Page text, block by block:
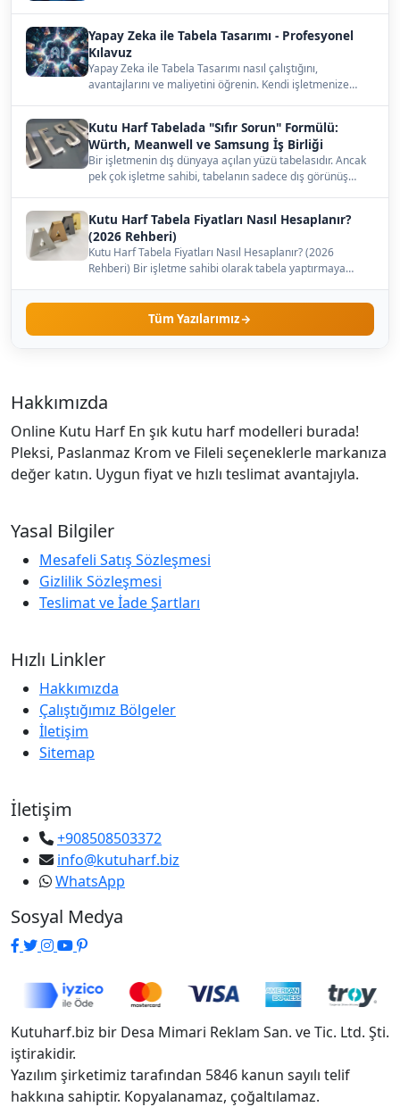
Yapay Zeka ile Tabela Tasarımı - Profesyonel
Kılavuz
Yapay Zeka ile Tabela Tasarımı nasıl çalıştığını,
avantajlarını ve maliyetini öğrenin. Kendi işletmenize
Kutu Harf Tabelada "Sıfır Sorun" Formülü:
Würth, Meanwell ve Samsung İş Birliği
Bir işletmenin dış dünyaya açılan yüzü tabelasıdır. Ancak
pek çok işletme sahibi, tabelanın sadece dış görünüş…
Kutu Harf Tabela Fiyatları Nasıl Hesaplanır?
(2026 Rehberi)
Kutu Harf Tabela Fiyatları Nasıl Hesaplanır? (2026
Rehberi) Bir işletme sahibi olarak tabela yaptırmaya
Tüm Yazılarımız
Hakkımızda
Online Kutu Harf En şık kutu harf modelleri burada!
Pleksi, Paslanmaz Krom ve Fileli seçeneklerle markanıza
değer katın. Uygun fiyat ve hızlı teslimat avantajıyla.
Yasal Bilgiler
Mesafeli Satış Sözleşmesi
Gizlilik Sözleşmesi
Teslimat ve İade Şartları
Hızlı Linkler
Hakkımızda
Çalıştığımız Bölgeler
İletişim
Sitemap
İletişim
+908508503372
info@kutuharf.biz
WhatsApp
Sosyal Medya
Kutuharf.biz bir Desa Mimari Reklam San. ve Tic. Ltd. Şti.
iştirakidir.
Yazılım şirketimiz tarafından 5846 kanun sayılı telif
hakkına sahiptir. Kopyalanamaz, çoğaltılamaz.